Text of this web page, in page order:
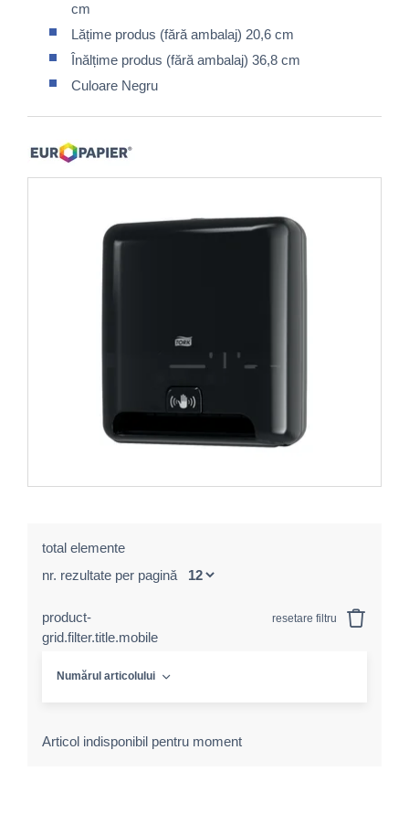
cm
Lățime produs (fără ambalaj) 20,6 cm
Înălțime produs (fără ambalaj) 36,8 cm
Culoare Negru
total elemente
nr. rezultate per pagină
product-
grid.filter.title.mobile
resetare filtru
Numărul articolului
Articol indisponibil pentru moment